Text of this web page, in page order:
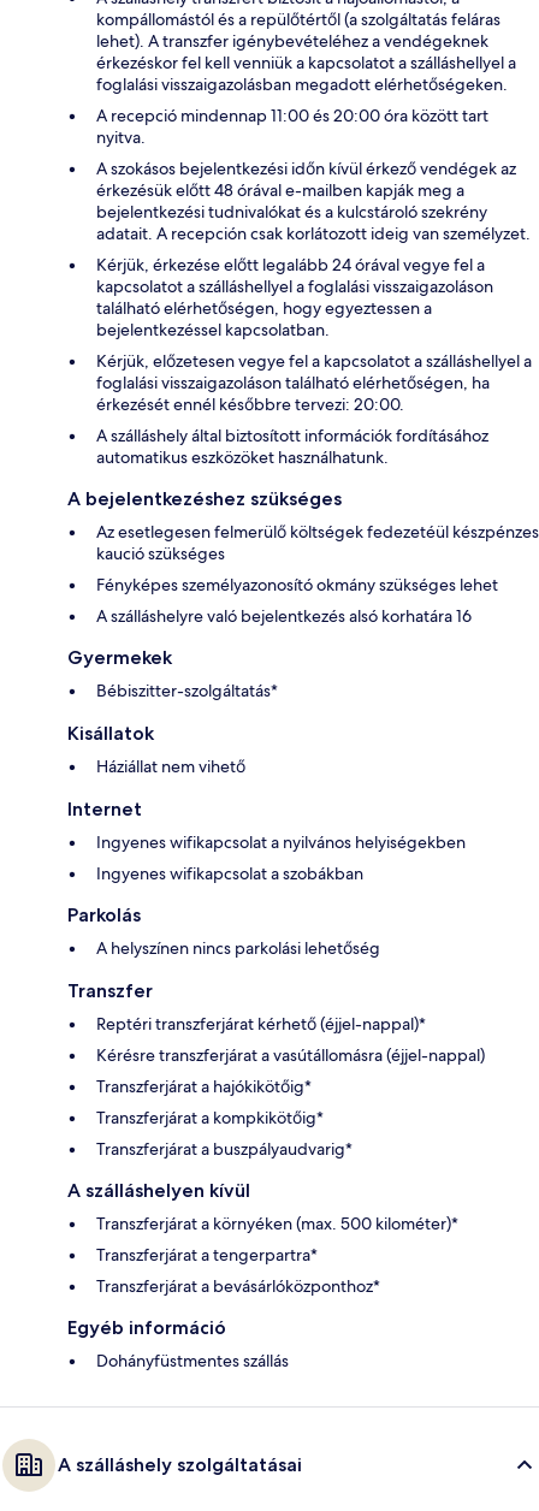
kompállomástól és a repülőtértől (a szolgáltatás feláras
lehet). A transzfer igénybevételéhez a vendégeknek
érkezéskor fel kell venniük a kapcsolatot a szálláshellyel a
foglalási visszaigazolásban megadott elérhetőségeken.
A recepció mindennap 11:00 és 20:00 óra között tart
nyitva.
A szokásos bejelentkezési időn kívül érkező vendégek az
érkezésük előtt 48 órával e-mailben kapják meg a
bejelentkezési tudnivalókat és a kulcstároló szekrény
adatait. A recepción csak korlátozott ideig van személyzet.
Kérjük, érkezése előtt legalább 24 órával vegye fel a
kapcsolatot a szálláshellyel a foglalási visszaigazoláson
található elérhetőségen, hogy egyeztessen a
bejelentkezéssel kapcsolatban.
Kérjük, előzetesen vegye fel a kapcsolatot a szálláshellyel a
foglalási visszaigazoláson található elérhetőségen, ha
érkezését ennél későbbre tervezi: 20:00.
A szálláshely által biztosított információk fordításához
automatikus eszközöket használhatunk.
A bejelentkezéshez szükséges
Az esetlegesen felmerülő költségek fedezetéül készpénzes
kaució szükséges
Fényképes személyazonosító okmány szükséges lehet
A szálláshelyre való bejelentkezés alsó korhatára 16
Gyermekek
Bébiszitter-szolgáltatás*
Kisállatok
Háziállat nem vihető
Internet
Ingyenes wifikapcsolat a nyilvános helyiségekben
Ingyenes wifikapcsolat a szobákban
Parkolás
A helyszínen nincs parkolási lehetőség
Transzfer
Reptéri transzferjárat kérhető (éjjel-nappal)*
Kérésre transzferjárat a vasútállomásra (éjjel-nappal)
Transzferjárat a hajókikötőig*
Transzferjárat a kompkikötőig*
Transzferjárat a buszpályaudvarig*
A szálláshelyen kívül
Transzferjárat a környéken (max. 500 kilométer)*
Transzferjárat a tengerpartra*
Transzferjárat a bevásárlóközponthoz*
Egyéb információ
Dohányfüstmentes szállás
A szálláshely szolgáltatásai